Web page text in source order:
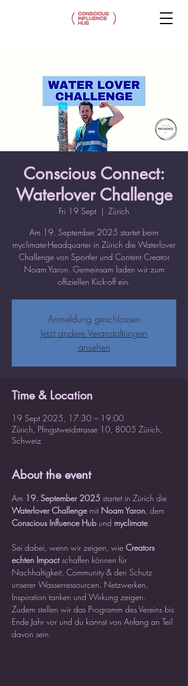
Conscious Connect:
Waterlover Challenge
Fri 19 Sept
  |
Zürich
Am 19. September 2025 startet beim
myclimate-Headquarter in Zürich die Waterlover
Challenge von Sportler und Content Creator
Noam Yaron. Gemeinsam laden wir zum
offiziellen Kick-off ein.
Anmeldung geschlossen
Jetzt andere Veranstaltungen
ansehen
Time & Location
19 Sept 2025, 17:30 – 19:00
Zürich, Pfingstweidstrasse 10, 8005 Zürich,
Schweiz
About the event
Am 19. September 2025 startet in Zürich die
Waterlover Challenge mit Noam Yaron, dem
Conscious Influence Hub und myclimate.
Sei dabei, wenn wir zeigen, wie Creators
echten Impact schaffen können für
Nachhaltigkeit, Community & den Schutz
unserer Wasserressourcen. Netzwerken,
Inspiration tanken und Wirkung zeigen.
Zudem stellen wir das Programm des Vereins bis
Ende Jahr vor und du kannst von Anfang an Teil
davon sein.